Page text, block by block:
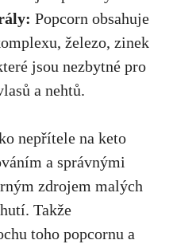
Popcorn obsahuje
železo, zinek
jsou nezbytné pro
a nehtů.
nepřítele na keto
a‍ správnými
zdrojem malých
⁣Takže
toho popcornu a